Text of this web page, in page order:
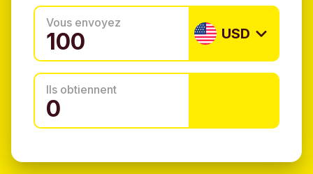
Vous envoyez
USD
Ils obtiennent